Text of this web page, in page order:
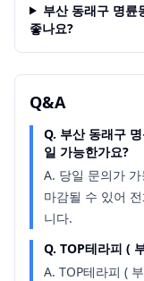
부산 동래구 명륜
좋나요?
Q&A
Q. 부산 동래구
일 가능한가요?
A. 당일 문의가
마감될 수 있어
니다.
Q. TOP테라피 (
A. TOP테라피 (